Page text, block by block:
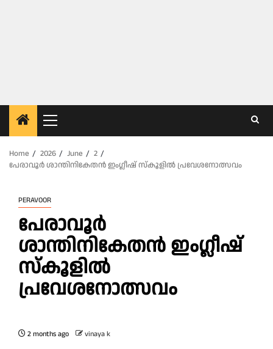
Primary
Menu
Home
2026 June
2
പേരാവൂർ ശാന്തിനികേതൻ ഇംഗ്ലീഷ് സ്‌കൂളിൽ പ്രവേശനോത്സവം
PERAVOOR
പേരാവൂർ
ശാന്തിനികേതൻ ഇംഗ്ലീഷ്
സ്‌കൂളിൽ
പ്രവേശനോത്സവം
2 months ago vinaya k